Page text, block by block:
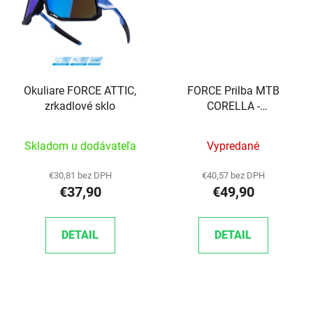
Okuliare FORCE ATTIC,
zrkadlové sklo
Skladom u dodávateľa
€30,81 bez DPH
€37,90
DETAIL
FORCE Prilba MTB
CORELLA -
Vypredané
€40,57 bez DPH
€49,90
DETAIL